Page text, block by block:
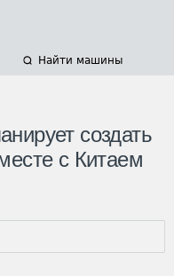
Найти машины
создать
с Китаем